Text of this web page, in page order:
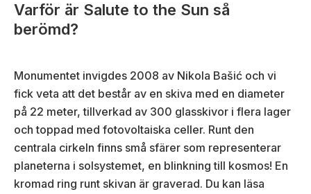
Varför är Salute to the Sun så
berömd?
Monumentet invigdes 2008 av Nikola Bašić och vi
fick veta att det består av en skiva med en diameter
på 22 meter, tillverkad av 300 glasskivor i flera lager
och toppad med fotovoltaiska celler. Runt den
centrala cirkeln finns små sfärer som representerar
planeterna i solsystemet, en blinkning till kosmos! En
kromad ring runt skivan är graverad. Du kan läsa